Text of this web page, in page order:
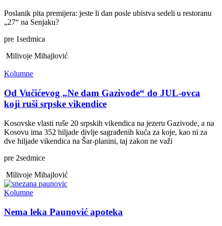
Poslanik pita premijera: jeste li dan posle ubistva sedeli u restoranu
„27“ na Senjaku?
pre 1sedmica
Milivoje Mihajlović
Kolumne
Od Vučićevog „Ne dam Gazivode“ do JUL-ovca
koji ruši srpske vikendice
Kosovske vlasti ruše 20 srpskih vikendica na jezeru Gazivode, a na
Kosovu ima 352 hiljade divlje sagrađenih kuća za koje, kao ni za
dve hiljade vikendica na Šar-planini, taj zakon ne važi
pre 2sedmice
Milivoje Mihajlović
Kolumne
Nema leka Paunović apoteka